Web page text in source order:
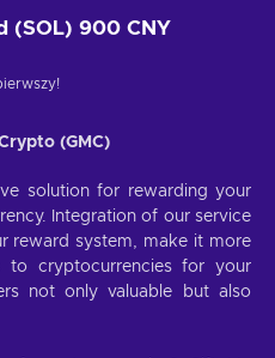
(SOL) 900 CNY
(GMC)
solution for rewarding your
Integration of our service
reward system, make it more
to cryptocurrencies for your
not only valuable but also